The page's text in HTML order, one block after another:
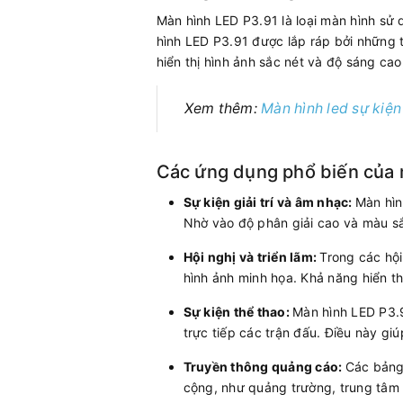
Màn hình LED P3.91 là loại màn hình
hình LED P3.91 được lắp ráp bởi những
hiển thị hình ảnh sắc nét và độ sáng
Xem thêm:Màn hình led sự
Các ứng dụng phổ biến của
Sự kiện giải trí và âm nhạc: Màn
Nhờ vào độ phân giải cao và màu
Hội nghị và triển lãm:Trong các
hình ảnh minh họa. Khả năng hiển
Sự kiện thể thao: Màn hình LED
trực tiếp các trận đấu. Điều này
Truyền thông quảng cáo: Các
cộng, như quảng trường, trung